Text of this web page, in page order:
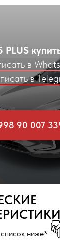
PLUS
в
в
90 007
ниже*